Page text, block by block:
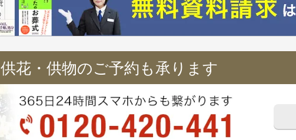
供花・供物のご予約も承ります